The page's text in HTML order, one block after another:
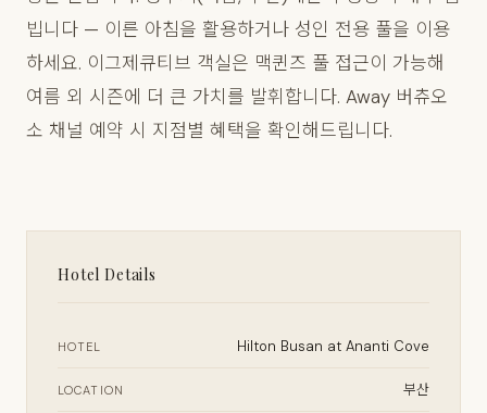
빕니다 — 이른 아침을 활용하거나 성인 전용 풀을 이용
하세요. 이그제큐티브 객실은 맥퀸즈 풀 접근이 가능해
여름 외 시즌에 더 큰 가치를 발휘합니다. Away 버츄오
소 채널 예약 시 지점별 혜택을 확인해드립니다.
Hotel Details
HOTEL Hilton Busan at Ananti Cove
LOCATION 부산